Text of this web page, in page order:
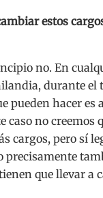
estos
no. En
durante el
pueden hacer es
caso no creemos
cargos, pero sí
precisamente
que llevar a